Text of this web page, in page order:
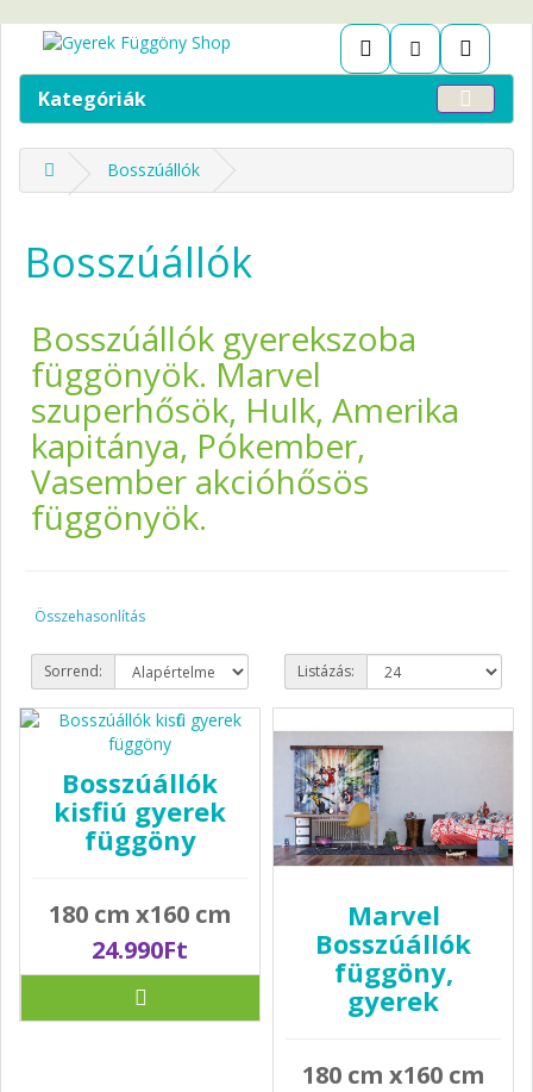
Kategóriák
Bosszúállók
Bosszúállók
Bosszúállók gyerekszoba
függönyök. Marvel
szuperhősök, Hulk, Amerika
kapitánya, Pókember,
Vasember akcióhősös
függönyök.
Összehasonlítás
Sorrend: Listázás:
Bosszúállók
kisfiú gyerek
függöny
180 cm x160 cm
24.990Ft
Marvel
Bosszúállók
függöny,
gyerek
180 cm x160 cm